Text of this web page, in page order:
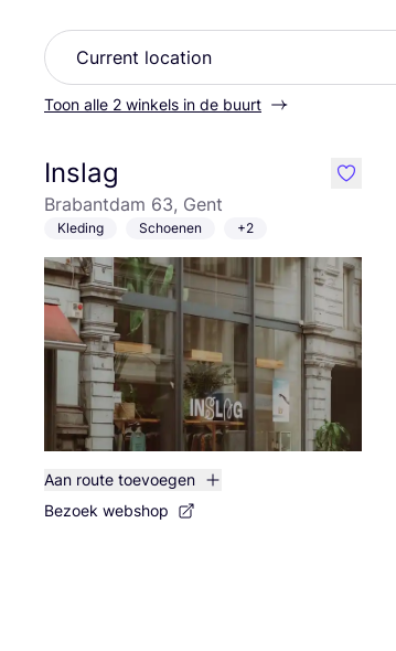
Toon alle 2 winkels in de buurt
Inslag
Brabantdam 63, Gent
Kleding Schoenen +2
Aan route toevoegen
Bezoek webshop
like